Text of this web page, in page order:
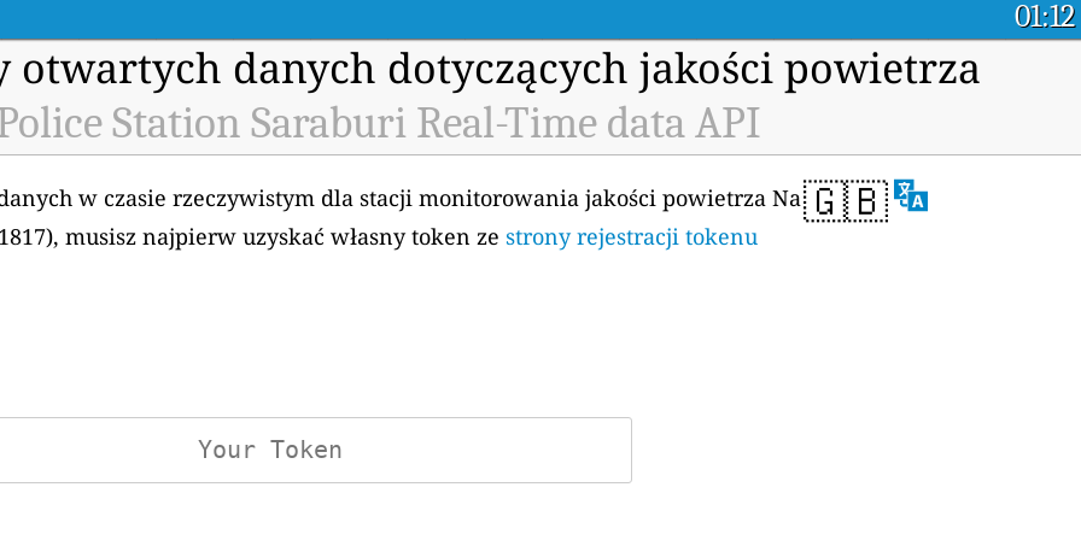
01:12
danych dotyczących jakości powietrza
Station Saraburi Real-Time data API
🇬🇧
w czasie rzeczywistym dla stacji monitorowania jakości powietrza Na
musisz najpierw uzyskać własny token ze strony rejestracji tokenu